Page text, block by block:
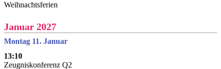
Weihnachtsferien
Januar 2027
Montag 11. Januar
13:10
Zeugniskonferenz Q2